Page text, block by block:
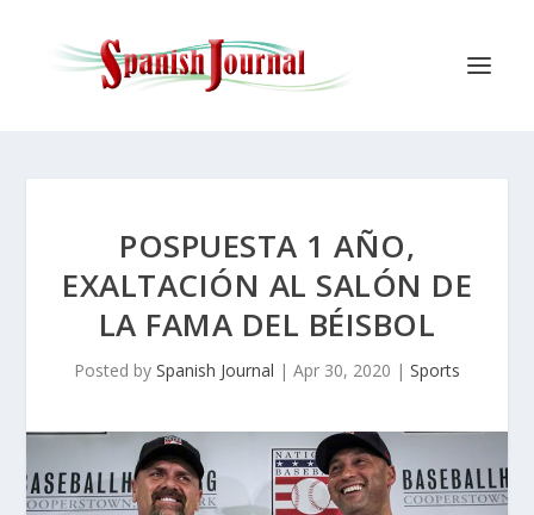
POSPUESTA 1 AÑO,
EXALTACIÓN AL SALÓN DE
LA FAMA DEL BÉISBOL
Posted by Spanish Journal | Apr 30, 2020 | Sports